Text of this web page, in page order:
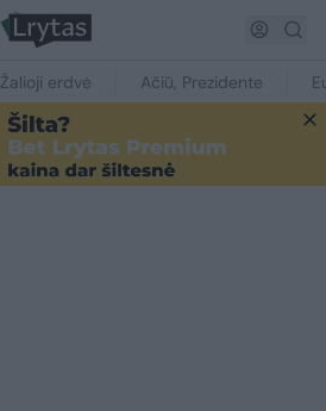
Žalioji erdvė Ačiū, Prezidente